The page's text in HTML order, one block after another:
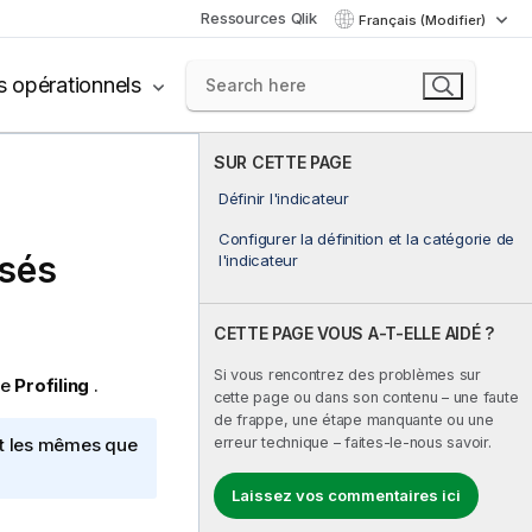
Ressources Qlik Français (Modifier)
opérationnels
SUR CETTE PAGE
Définir l'indicateur
Configurer la définition et la catégorie de
l'indicateur
CETTE PAGE VOUS A-T-ELLE AIDÉ ?
Si vous rencontrez des problèmes sur
cette page ou dans son contenu – une faute
de frappe, une étape manquante ou une
erreur technique – faites-le-nous savoir.
Laissez vos commentaires ici
Profiling .
les mêmes que